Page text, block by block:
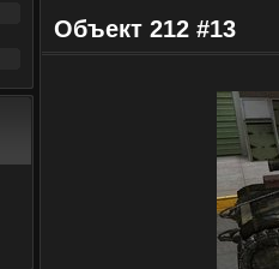
Объект 212 #13